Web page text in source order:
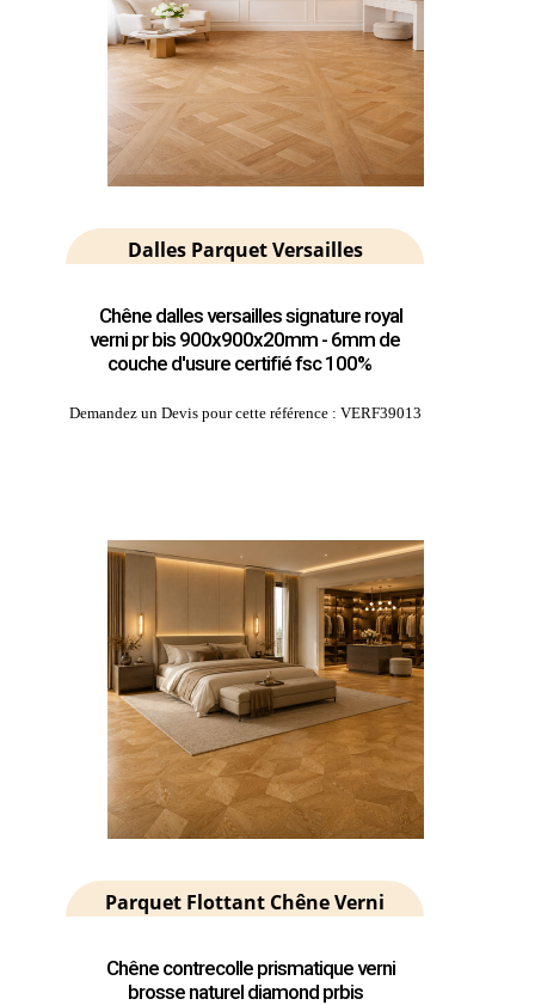
Dalles Parquet Versailles
Chêne dalles versailles signature royal
verni pr bis 900x900x20mm - 6mm de
couche d'usure certifié fsc 100%
Demandez un Devis pour cette référence : VERF39013
Parquet Flottant Chêne Verni
Chêne contrecolle prismatique verni
brosse naturel diamond prbis